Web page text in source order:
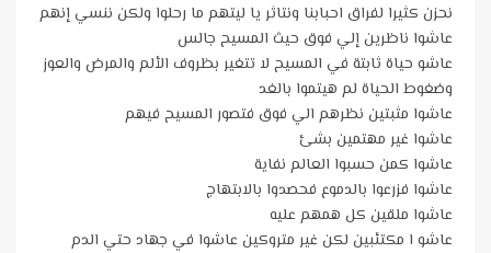
نحزن كثيرا لفراق احبابنا ونتاثر يا ليتهم ما رحلوا ولكن ننسي إنهم
عاشوا ناظرين إلي فوق حيث المسيح جالس
عاشو حياة ثابتة في المسيح لا تتغير بظروف الألم والمرض والعوز
وضغوط الحياة لم هيتموا بالغد
عاشوا مثبتين نظرهم الي فوق فتصور المسيح فيهم
عاشوا غير مهتمين بشئ
عاشوا كمن حسبوا العالم نفاية
عاشوا فزرعوا بالدموع فحصدوا بالابتهاج
عاشوا ملقين كل همهم عليه
عاشو ا مكتئبين لكن غير متروكين عاشوا في جهاد حتي الدم